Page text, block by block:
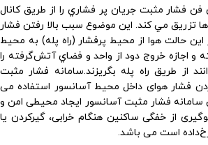
فشار مثبت جريان پر فشاري را از طريق کانال
ها تزريق مي‌ کند. اين موضوع سبب بالا رفتن فشار
اين حالت هوا از محيط پرفشار (راه‌ پله) به محيط
و اجازه خروج دود از واحد و فضاي آتش‌گرفته را
از طريق راه ‌پله بگريز‌ند.سامانه فشار مثبت
فشار هوای داخل محیط آسانسور استفاده می‌
سامانه فشار مثبت آسانسور ایجاد محیطی امن و
از خفگی ساکنین هنگام خرابی، گیرکردن یا
است می ‌باشد.